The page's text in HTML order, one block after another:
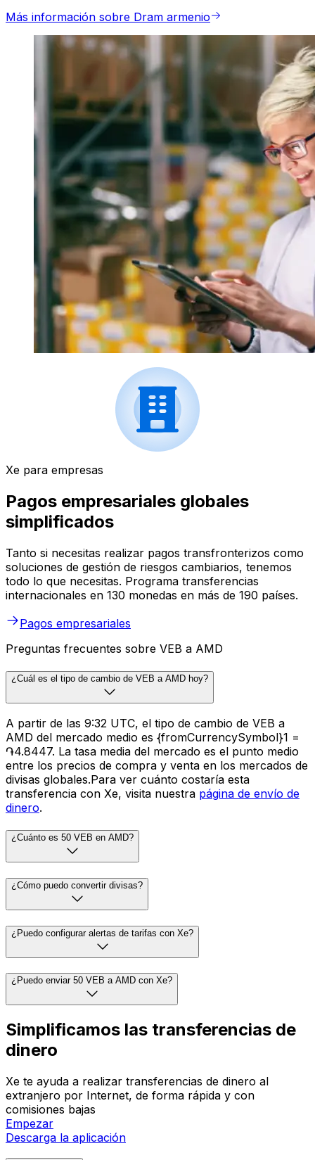
Más información sobre Dram armenio
Xe para empresas
Pagos empresariales globales
simplificados
Tanto si necesitas realizar pagos transfronterizos como
soluciones de gestión de riesgos cambiarios, tenemos
todo lo que necesitas. Programa transferencias
internacionales en 130 monedas en más de 190 países.
Pagos empresariales
Preguntas frecuentes sobre VEB a AMD
¿Cuál es el tipo de cambio de VEB a AMD hoy?
A partir de las 9:32 UTC, el tipo de cambio de VEB a
AMD del mercado medio es {fromCurrencySymbol}1 =
֏4.8447. La tasa media del mercado es el punto medio
entre los precios de compra y venta en los mercados de
divisas globales.Para ver cuánto costaría esta
transferencia con Xe, visita nuestra página de envío de
dinero.
¿Cuánto es 50 VEB en AMD?
¿Cómo puedo convertir divisas?
¿Puedo configurar alertas de tarifas con Xe?
¿Puedo enviar 50 VEB a AMD con Xe?
Simplificamos las transferencias de
dinero
Xe te ayuda a realizar transferencias de dinero al
extranjero por Internet, de forma rápida y con
comisiones bajas
Empezar
Descarga la aplicación